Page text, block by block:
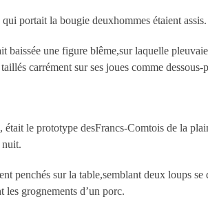
portait la bougie deuxhommes étaient assis.
baissée une figure blême,sur laquelle
carrément sur ses joues comme
était le prototype desFrancs-Comtois de la
nuit.
penchés sur la table,semblant deux loups
les grognements d’un porc.